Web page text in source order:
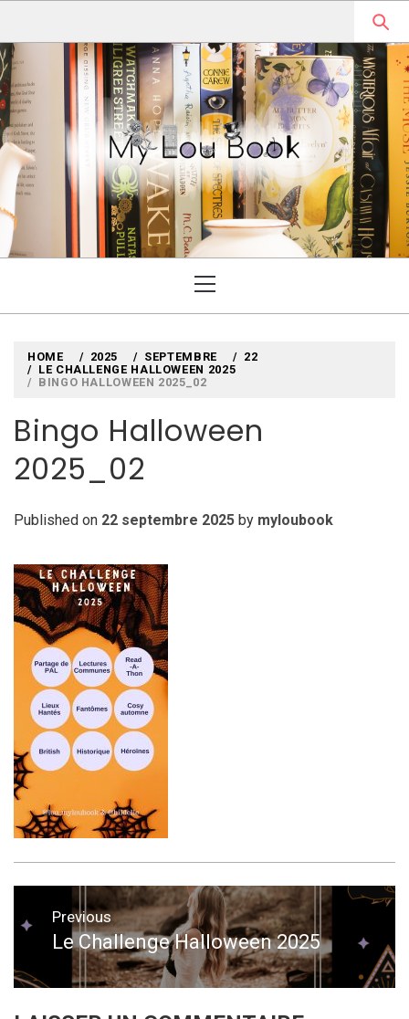
content
MYLOUBOOK
VOYAGES LITTÉRAIRES EN
ANGLETERRE ET AILLEURS
Menu
HOME 2025 SEPTEMBRE
22
LE CHALLENGE HALLOWEEN 2025
BINGO HALLOWEEN 2025_02
Bingo Halloween
2025_02
Published on 22 septembre 2025 by myloubook
Navigation
l’article
Previous
Previous
post:
Le Challenge Halloween 2025